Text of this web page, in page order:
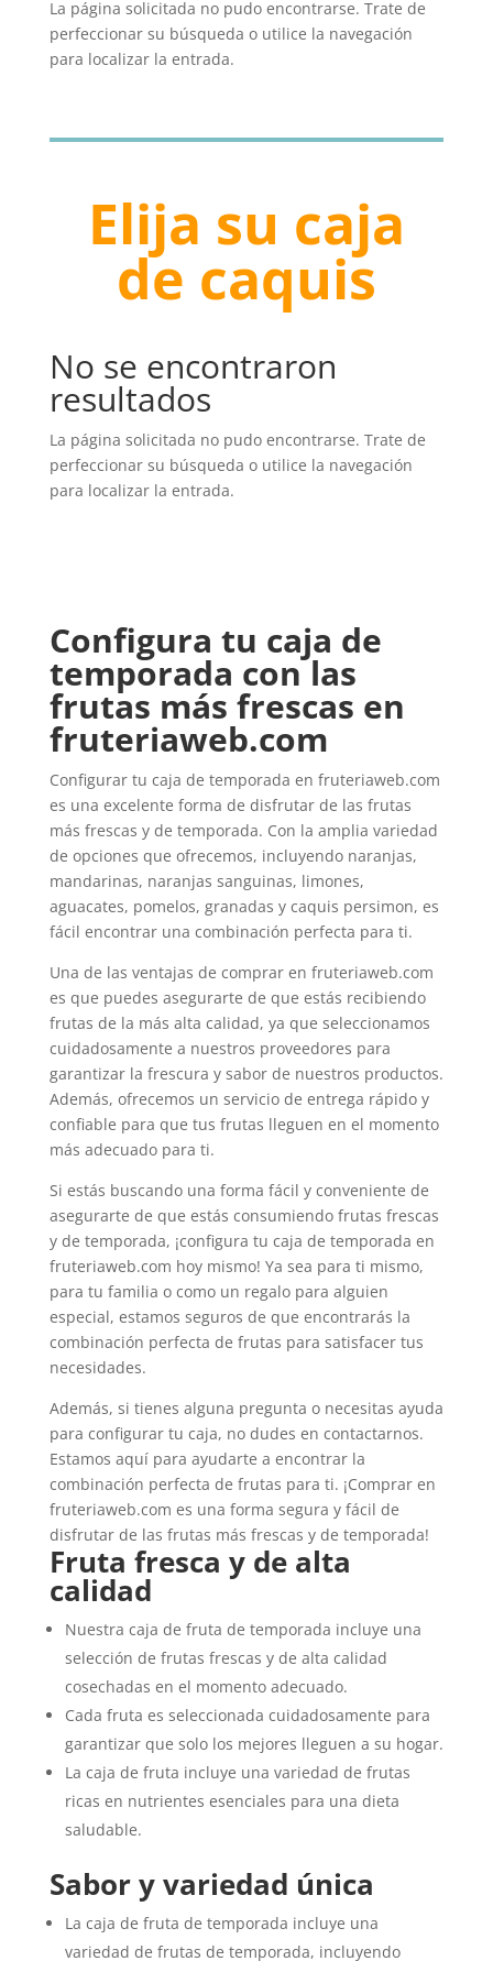
La página solicitada no pudo encontrarse. Trate de
perfeccionar su búsqueda o utilice la navegación
para localizar la entrada.
Elija su caja
de caquis
No se encontraron
resultados
La página solicitada no pudo encontrarse. Trate de
perfeccionar su búsqueda o utilice la navegación
para localizar la entrada.
Configura tu caja de
temporada con las
frutas más frescas en
fruteriaweb.com
Configurar tu caja de temporada en fruteriaweb.com
es una excelente forma de disfrutar de las frutas
más frescas y de temporada. Con la amplia variedad
de opciones que ofrecemos, incluyendo naranjas,
mandarinas, naranjas sanguinas, limones,
aguacates, pomelos, granadas y caquis persimon, es
fácil encontrar una combinación perfecta para ti.
Una de las ventajas de comprar en fruteriaweb.com
es que puedes asegurarte de que estás recibiendo
frutas de la más alta calidad, ya que seleccionamos
cuidadosamente a nuestros proveedores para
garantizar la frescura y sabor de nuestros productos.
Además, ofrecemos un servicio de entrega rápido y
confiable para que tus frutas lleguen en el momento
más adecuado para ti.
Si estás buscando una forma fácil y conveniente de
asegurarte de que estás consumiendo frutas frescas
y de temporada, ¡configura tu caja de temporada en
fruteriaweb.com hoy mismo! Ya sea para ti mismo,
para tu familia o como un regalo para alguien
especial, estamos seguros de que encontrarás la
combinación perfecta de frutas para satisfacer tus
necesidades.
Además, si tienes alguna pregunta o necesitas ayuda
para configurar tu caja, no dudes en contactarnos.
Estamos aquí para ayudarte a encontrar la
combinación perfecta de frutas para ti. ¡Comprar en
fruteriaweb.com es una forma segura y fácil de
disfrutar de las frutas más frescas y de temporada!
Fruta fresca y de alta
calidad
Nuestra caja de fruta de temporada incluye una
selección de frutas frescas y de alta calidad
cosechadas en el momento adecuado.
Cada fruta es seleccionada cuidadosamente para
garantizar que solo los mejores lleguen a su hogar.
La caja de fruta incluye una variedad de frutas
ricas en nutrientes esenciales para una dieta
saludable.
Sabor y variedad única
La caja de fruta de temporada incluye una
variedad de frutas de temporada, incluyendo